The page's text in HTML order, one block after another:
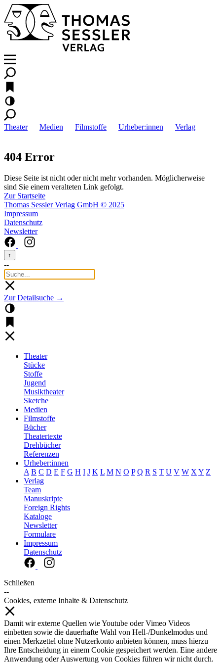
Theater Medien Filmstoffe Urheber:innen Verlag
404 Error
Diese Seite ist nicht oder nicht mehr vorhanden. Möglicherweise
sind Sie einem veralteten Link gefolgt.
Zur Startseite
Thomas Sessler Verlag GmbH © 2025
Impressum
Datenschutz
Newsletter
↑
--
Zur Detailsuche →
Theater
Stücke
Stoffe
Jugend
Musiktheater
Sketche
Medien
Filmstoffe
Bücher
Theatertexte
Drehbücher
Referenzen
Urheber:innen
A B C D E F G H I J K L M N O P Q R S T U V W X Y Z
Verlag
Team
Manuskripte
Foreign Rights
Kataloge
Newsletter
Formulare
Impressum
Datenschutz
Schließen
--
Cookies, externe Inhalte & Datenschutz
Damit wir externe Quellen wie Youtube oder Vimeo Videos
einbetten sowie die dauerhafte Wahl von Hell-/Dunkelmodus und
einen Merkzettel ohne Nutzerkonto anbieten können, muss hierzu
Ihre Entscheidung in einem Cookie gespeichert werden. Eine andere
Anwendung oder Auswertung von Cookies führen wir nicht durch.